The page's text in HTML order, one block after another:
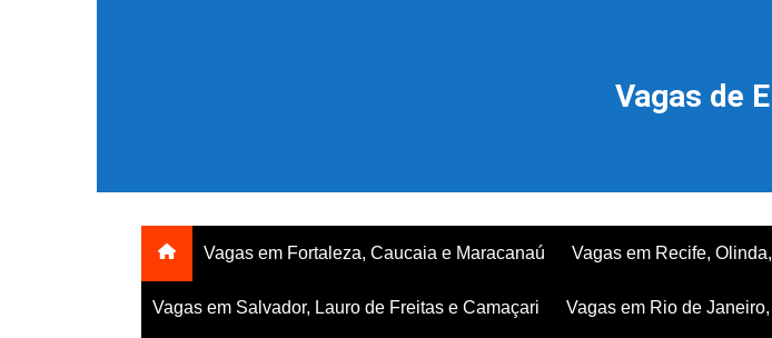
Vagas de
Vagas em Fortaleza, Caucaia e Maracanaú Vagas em Recife,
Vagas em Salvador, Lauro de Freitas e Camaçari Vagas em Rio de